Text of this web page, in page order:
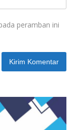
peramban ini